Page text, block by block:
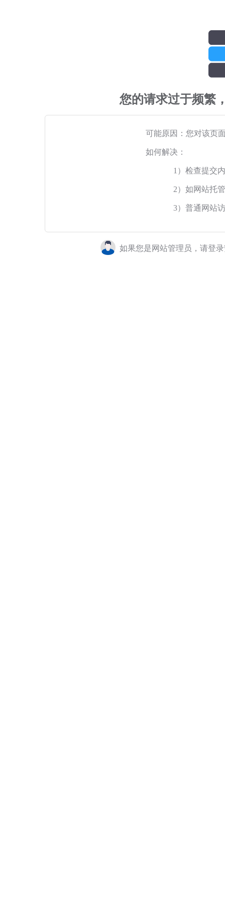
您的请求过于频繁
可能原因：您对该页
如何解决：
1）检查提交
2）如网站托
3）普通网站
如果您是网站管理员，请登